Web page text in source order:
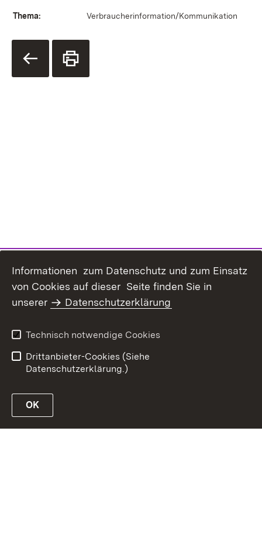
Thema: Verbraucherinformation/Kommunikation
Informationen zum Datenschutz und zum Einsatz
von Cookies auf dieser Seite finden Sie in
unserer
Datenschutzerklärung
Technisch notwendige Cookies
Drittanbieter-Cookies (Siehe
Datenschutzerklärung.)
OK